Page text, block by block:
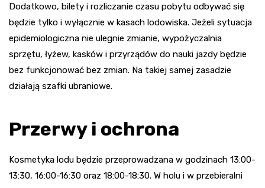
Dodatkowo, bilety i rozliczanie czasu pobytu odbywać się
będzie tylko i wyłącznie w kasach lodowiska. Jeżeli sytuacja
epidemiologiczna nie ulegnie zmianie, wypożyczalnia
sprzętu, łyżew, kasków i przyrządów do nauki jazdy będzie
bez funkcjonować bez zmian. Na takiej samej zasadzie
działają szafki ubraniowe.
Przerwy i ochrona
Kosmetyka lodu będzie przeprowadzana w godzinach 13:00-
13:30, 16:00-16:30 oraz 18:00-18:30. W holu i w przebieralni